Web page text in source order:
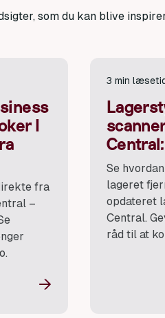
som du kan blive
I
fra
–
→
3 min
Se
lageret
opdateret
Central.
råd til at